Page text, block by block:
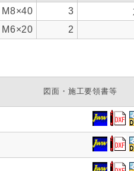
M8×40 3
M6×20 2
図面・施工要領書等